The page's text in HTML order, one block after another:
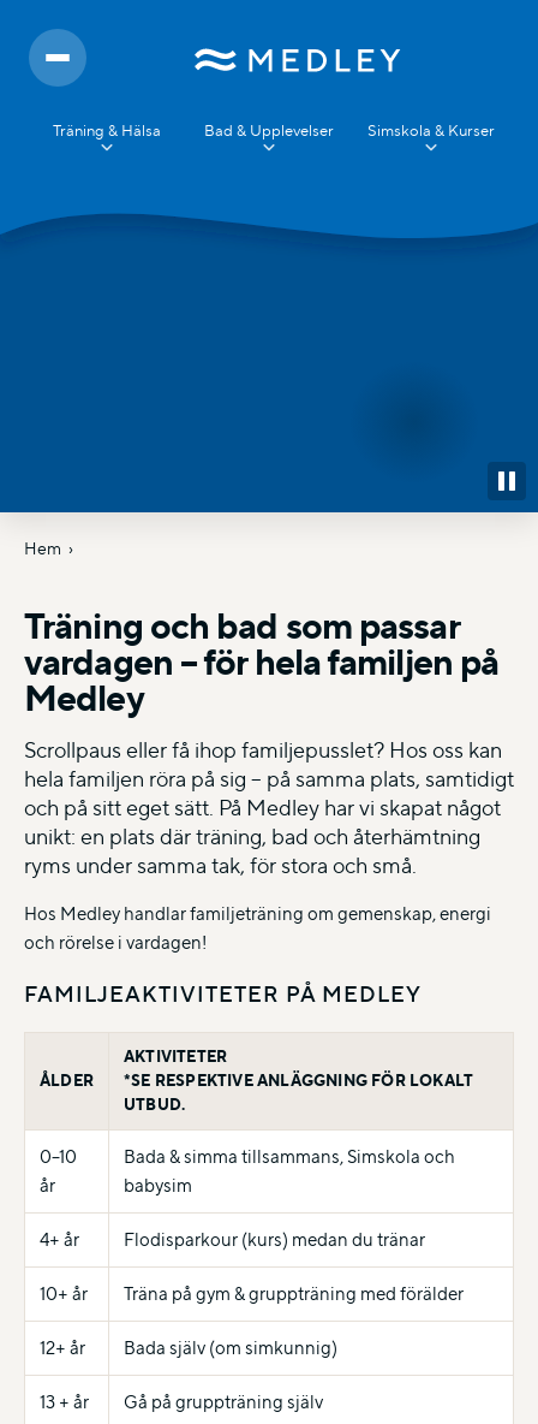
Träning & Hälsa Bad & Upplevelser Simskola & Kurser
Hem
Träning och bad som passar
vardagen – för hela familjen på
Medley
Scrollpaus eller få ihop familjepusslet? Hos oss kan
hela familjen röra på sig – på samma plats, samtidigt
och på sitt eget sätt. På Medley har vi skapat något
unikt: en plats där träning, bad och återhämtning
ryms under samma tak, för stora och små.
Hos Medley handlar familjeträning om gemenskap, energi
och rörelse i vardagen!
FAMILJEAKTIVITETER PÅ MEDLEY
ÅLDER
AKTIVITETER
*SE RESPEKTIVE ANLÄGGNING FÖR LOKALT
UTBUD.
0–10
år
Bada & simma tillsammans, Simskola och
babysim
4+ år
Flodisparkour (kurs) medan du tränar
10+ år
Träna på gym & gruppträning med förälder
12+ år
Bada själv (om simkunnig)
13 + år
Gå på gruppträning själv